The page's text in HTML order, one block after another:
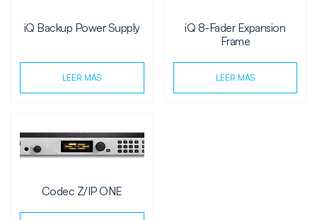
iQ Backup Power Supply
LEER MÁS
iQ 8-Fader Expansion
Frame
LEER MÁS
Codec Z/IP ONE